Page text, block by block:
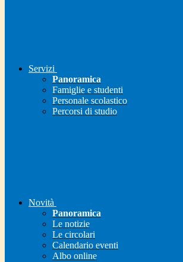
Servizi
Panoramica
Famiglie e studenti
Personale scolastico
Percorsi di studio
Novità
Panoramica
Le notizie
Le circolari
Calendario eventi
Albo online